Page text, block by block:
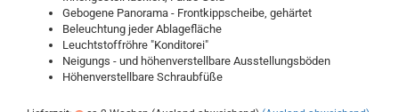
Gebogene Panorama - Frontkippscheibe, gehärtet
Beleuchtung jeder Ablagefläche
Leuchtstoffröhre "Konditorei"
Neigungs - und höhenverstellbare Ausstellungsböden
Höhenverstellbare Schraubfüße